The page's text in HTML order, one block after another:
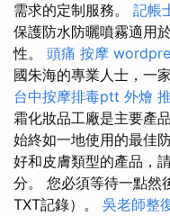
需求的定制服務。 記帳
保護防水防曬噴霧適用
性。 頭痛 按摩
國朱海的專業人士，一
台中按摩排毒ptt 外燴
霜化妝品工廠是主要產
始終如一地使用的最佳
好和皮膚類型的產品，
分。 您必須等待一點然
TXT記錄）。 吳老師整